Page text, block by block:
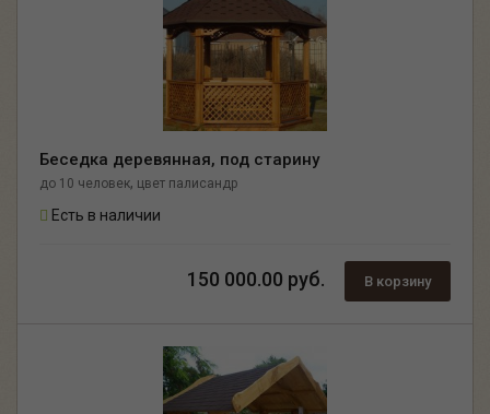
Беседка деревянная, под старину
до 10 человек, цвет палисандр
Есть в наличии
150 000.00 руб. В корзину